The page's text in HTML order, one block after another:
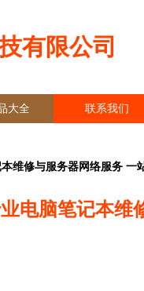
有限公司
大全 联系我们
维修与服务器网络服务 一
电脑笔记本维